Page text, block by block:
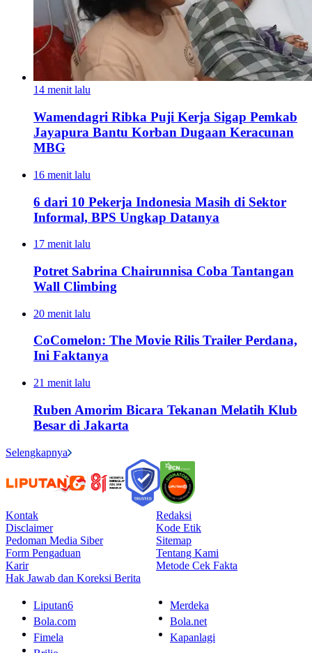
14 menit lalu
Wamendagri Ribka Puji Kerja Sigap Pemkab
Jayapura Bantu Korban Dugaan Keracunan
MBG
16 menit lalu
6 dari 10 Pekerja Indonesia Masih di Sektor
Informal, BPS Ungkap Datanya
17 menit lalu
Potret Sabrina Chairunnisa Coba Tantangan
Wall Climbing
20 menit lalu
CoComelon: The Movie Rilis Trailer Perdana,
Ini Faktanya
21 menit lalu
Ruben Amorim Bicara Tekanan Melatih Klub
Besar di Jakarta
Selengkapnya
Kontak
Redaksi
Disclaimer
Kode Etik
Pedoman Media Siber
Sitemap
Form Pengaduan
Tentang Kami
Karir
Metode Cek Fakta
Hak Jawab dan Koreksi Berita
Liputan6
Merdeka
Bola.com
Bola.net
Fimela
Kapanlagi